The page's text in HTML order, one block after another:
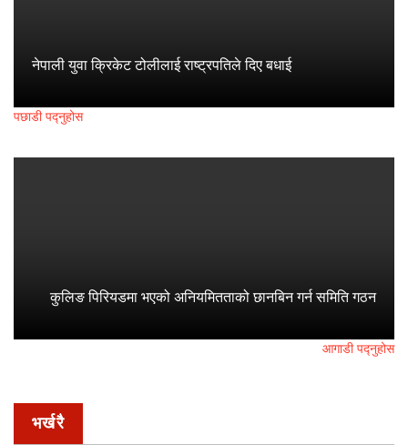
नेपाली युवा क्रिकेट टोलीलाई राष्ट्रपतिले दिए बधाई
पछाडी पद्नुहोस
कुलिङ पिरियडमा भएको अनियमितताको छानबिन गर्न समिति गठन
आगाडी पद्नुहोस
भर्खरै